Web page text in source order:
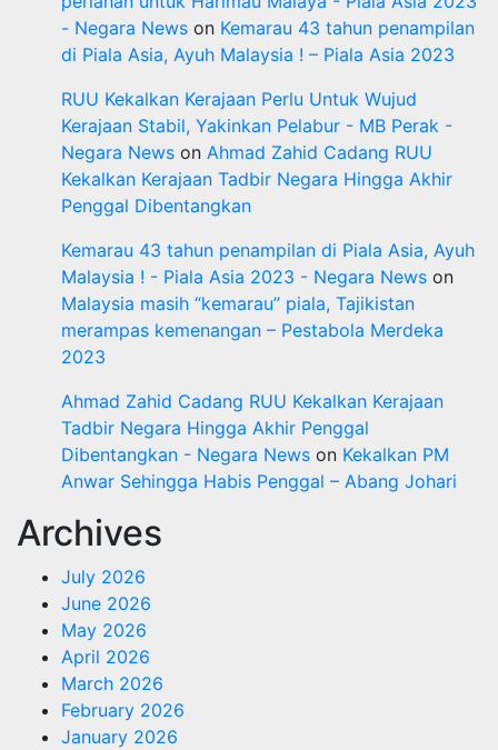
- Negara News on Kemarau 43 tahun penampilan
di Piala Asia, Ayuh Malaysia ! – Piala Asia 2023
RUU Kekalkan Kerajaan Perlu Untuk Wujud
Kerajaan Stabil, Yakinkan Pelabur - MB Perak -
Negara News on Ahmad Zahid Cadang RUU
Kekalkan Kerajaan Tadbir Negara Hingga Akhir
Penggal Dibentangkan
Kemarau 43 tahun penampilan di Piala Asia, Ayuh
Malaysia ! - Piala Asia 2023 - Negara News on
Malaysia masih “kemarau” piala, Tajikistan
merampas kemenangan – Pestabola Merdeka
2023
Ahmad Zahid Cadang RUU Kekalkan Kerajaan
Tadbir Negara Hingga Akhir Penggal
Dibentangkan - Negara News on Kekalkan PM
Anwar Sehingga Habis Penggal – Abang Johari
Archives
July 2026
June 2026
May 2026
April 2026
March 2026
February 2026
January 2026